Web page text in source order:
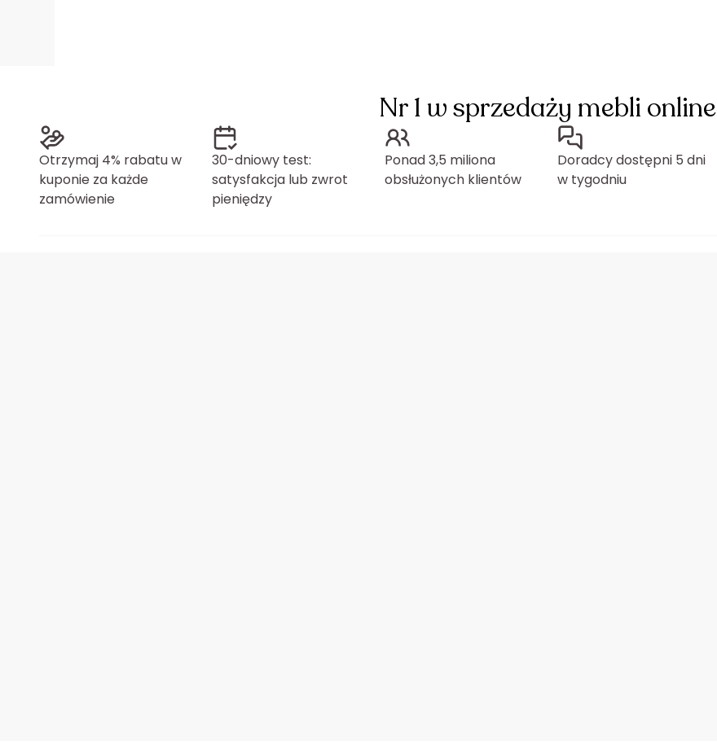
Nr 1 w sprzedaży mebli online
Otrzymaj 4% rabatu w
kuponie za każde
zamówienie
30-dniowy test:
satysfakcja lub zwrot
pieniędzy
Ponad 3,5 miliona
obsłużonych klientów
Doradcy dostępni 5 dni
w tygodniu